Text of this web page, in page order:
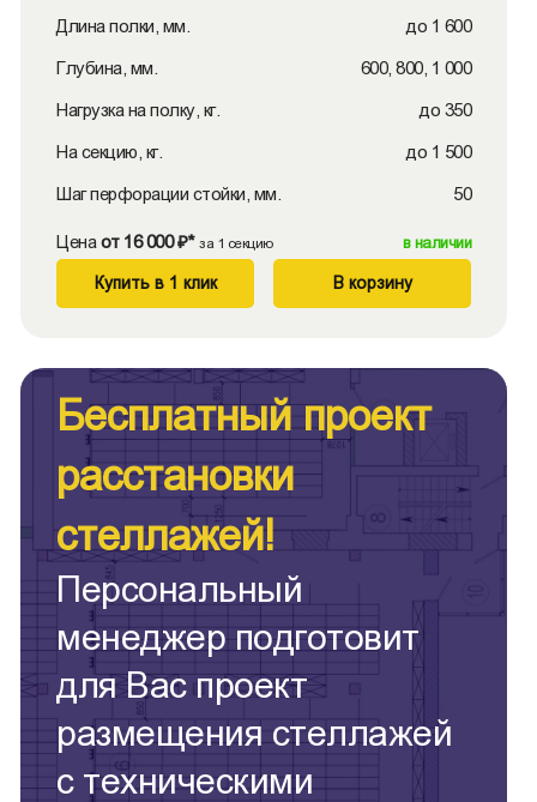
Длина полки, мм. до 1 600
Глубина, мм. 600, 800, 1 000
Нагрузка на полку, кг. до 350
На секцию, кг. до 1 500
Шаг перфорации стойки, мм. 50
Цена от 16 000 ₽* за 1 секцию в наличии
Купить в 1 клик В корзину
Бесплатный проект
расстановки
стеллажей!
Персональный
менеджер подготовит
для Вас проект
размещения стеллажей
с техническими